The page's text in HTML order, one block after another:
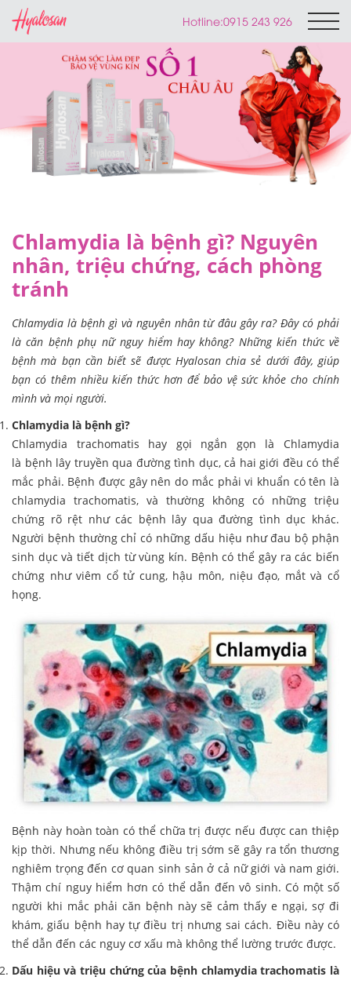
Hotline:0915 243 926
Chlamydia là bệnh gì? Nguyên
nhân, triệu chứng, cách phòng
tránh
Chlamydia là bệnh gì và nguyên nhân từ đâu gây ra? Đây có phải
là căn bệnh phụ nữ nguy hiểm hay không? Những kiến thức về
bệnh mà bạn cần biết sẽ được Hyalosan chia sẻ dưới đây, giúp
bạn có thêm nhiều kiến thức hơn để bảo vệ sức khỏe cho chính
mình và mọi người.
Chlamydia là bệnh gì?
Chlamydia trachomatis hay gọi ngắn gọn là Chlamydia
là bệnh lây truyền qua đường tình dục, cả hai giới đều có thể
mắc phải. Bệnh được gây nên do mắc phải vi khuẩn có tên là
chlamydia trachomatis, và thường không có những triệu
chứng rõ rệt như các bệnh lây qua đường tình dục khác.
Người bệnh thường chỉ có những dấu hiệu như đau bộ phận
sinh dục và tiết dịch từ vùng kín. Bệnh có thể gây ra các biến
chứng như viêm cổ tử cung, hậu môn, niệu đạo, mắt và cổ
họng.
Bệnh này hoàn toàn có thể chữa trị được nếu được can thiệp
kịp thời. Nhưng nếu không điều trị sớm sẽ gây ra tổn thương
nghiêm trọng đến cơ quan sinh sản ở cả nữ giới và nam giới.
Thậm chí nguy hiểm hơn có thể dẫn đến vô sinh. Có một số
người khi mắc phải căn bệnh này sẽ cảm thấy e ngại, sợ đi
khám, giấu bệnh hay tự điều trị nhưng sai cách. Điều này có
thể dẫn đến các nguy cơ xấu mà không thể lường trước được.
Dấu hiệu và triệu chứng của bệnh chlamydia trachomatis là